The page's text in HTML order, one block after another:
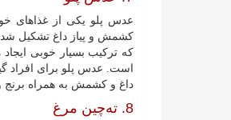
عدس پلو یکی از غذاهای
کشمش و پیاز داغ تشکیل
که ترکیب بسیار خوبی
است. عدس پلو برای افراد
داغ و کشمش به همراه
8. ته‌چین مرغ